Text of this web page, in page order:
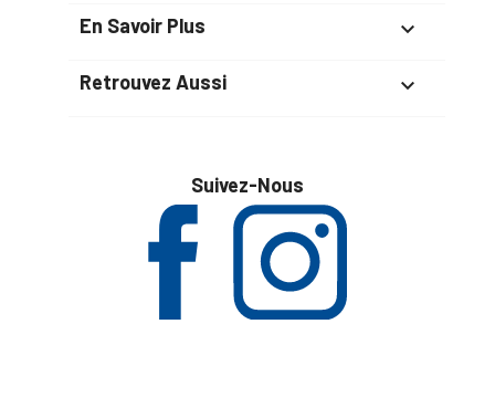
En Savoir Plus 
Retrouvez Aussi 
Suivez-Nous